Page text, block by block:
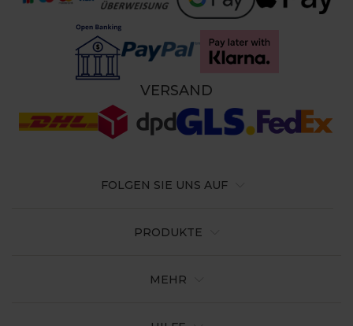
PRODUKTE
MEHR
FOLGEN SIE UNS AUF
VERSAND